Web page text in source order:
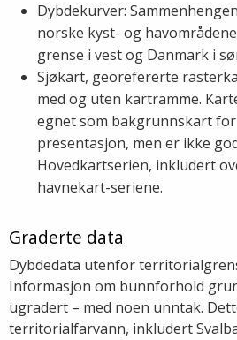
Dybdekurver:
norske kyst- og
grense i vest og Danmark i
Sjøkart, georefererte
med og uten kartramme.
egnet som bakgrunnskart
presentasjon, men er ikke
Hovedkartserien, inkludert
havnekart-seriene.
Graderte data
Dybdedata utenfor
Informasjon om bunnforhold
ugradert – med noen unntak.
territorialfarvann, inkludert